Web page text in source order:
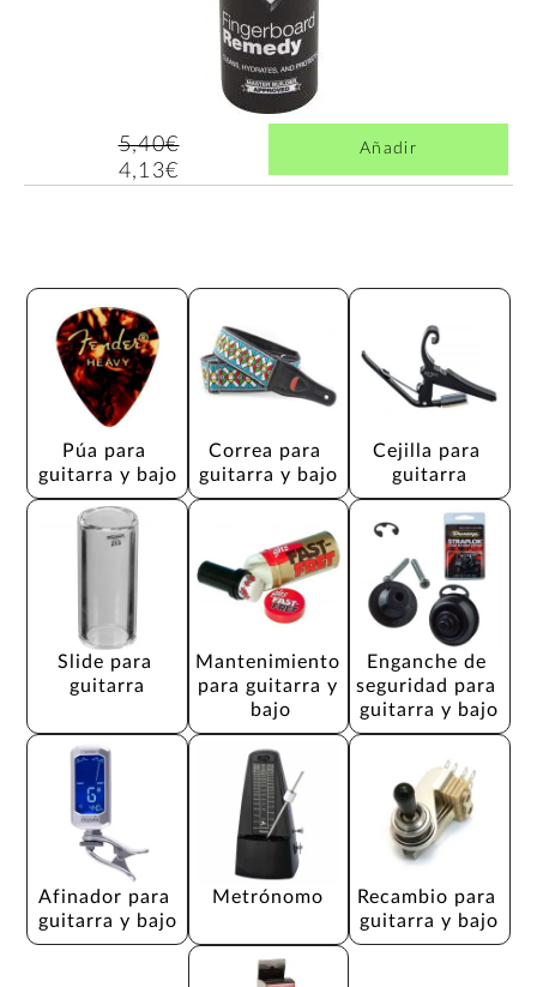
5,40€
4,13€
Añadir
Púa para
guitarra y bajo
Correa para
guitarra y bajo
Cejilla para
guitarra
Slide para
guitarra
Mantenimiento
para guitarra y
bajo
Enganche de
seguridad para
guitarra y bajo
Afinador para
guitarra y bajo
Metrónomo
Recambio para
guitarra y bajo